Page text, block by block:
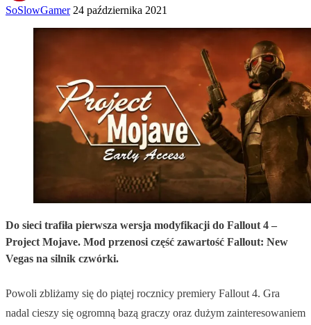
SoSlowGamer 24 października 2021
Do sieci trafiła pierwsza wersja modyfikacji do Fallout 4 –
Project Mojave. Mod przenosi część zawartość Fallout: New
Vegas na silnik czwórki.
Powoli zbliżamy się do piątej rocznicy premiery Fallout 4. Gra
nadal cieszy się ogromną bazą graczy oraz dużym zainteresowaniem